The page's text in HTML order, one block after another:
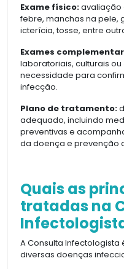
Exame físico:avaliação
febre, manchas na pele,
icterícia, tosse, entre
Exames
laboratoriais, culturais
necessidade para
infecção.
Plano de tratamento:
adequado, incluindo
preventivas e
da doença e prevenção
Quais as
tratadas na
A Consulta
diversas doenças